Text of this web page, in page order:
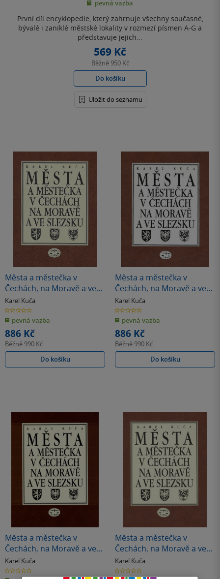
5
pevná vazba
První díl encyklopedie, který zahrnuje všechny současné,
bývalé i zaniklé městské lokality v rozmezí písmen A-G a
představuje jejich...
569 Kč
Běžně 950 Kč
Do košíku
Uložit do seznamu
Města a městečka v
Čechách, na Moravě a ve
Slezsku / 7. díl Str-U
Karel Kuča
0.0
z
5
hvězdiček
pevná vazba
886 Kč
Běžně 990 Kč
Do košíku
Města a městečka v
Čechách, na Moravě a ve
Slezsku / 6. díl Pro-S
Karel Kuča
0.0
z
5
hvězdiček
pevná vazba
886 Kč
Běžně 990 Kč
Do košíku
Města a městečka v
Čechách, na Moravě a ve
Slezsku / 2.díl H-Kole
Karel Kuča
0.0
z
Města a městečka v
Čechách, na Moravě a ve
Slezsku/ 8. díl V-Ž
Karel Kuča
0.0
z